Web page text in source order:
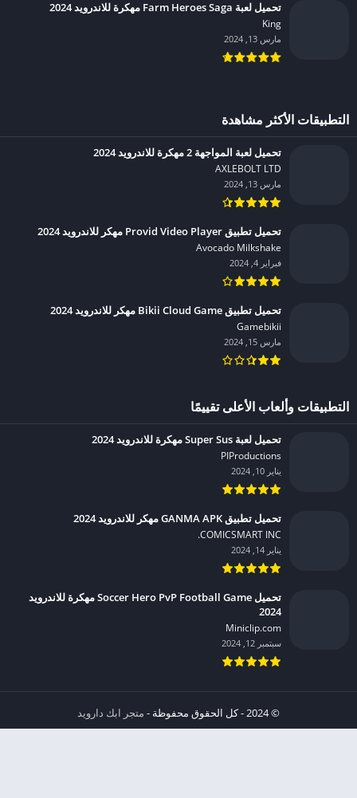
تحميل لعبة Farm Heroes Saga مهكرة للاندرويد 2024
King‏
مارس 13, 2024
التطبيقات الأكثر مشاهدة
تحميل لعبة المواجهة 2 مهكرة للاندرويد 2024
AXLEBOLT LTD‏
مارس 13, 2024
تحميل تطبيق Provid Video Player مهكر للاندرويد 2024
Avocado Milkshake‏
فبراير 4, 2024
تحميل تطبيق Bikii Cloud Game مهكر للاندرويد 2024
Gamebikii‏
مارس 15, 2024
التطبيقات وألعاب الأعلى تقييمًا
تحميل لعبة Super Sus مهكرة للاندرويد 2024
PIProductions‏
يناير 10, 2024
تحميل تطبيق GANMA APK مهكر للاندرويد 2024
COMICSMART INC.‏
يناير 14, 2024
تحميل Soccer Hero PvP Football Game مهكرة للاندرويد
2024
Miniclip.com‏
سبتمبر 12, 2024
© 2024 - كل الحقوق محفوظة -
متجر ابك دارويد